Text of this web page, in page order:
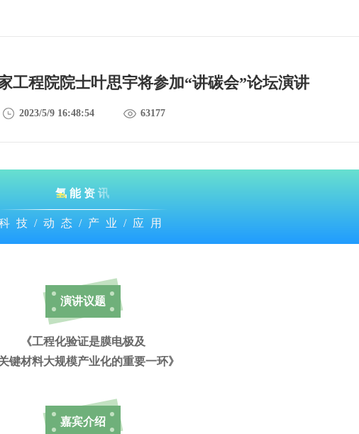
工程院院士叶思宇将参加“讲碳会”论坛演讲
2023/5/9 16:48:54 63177
氢能资讯
技/动态/产业/应用
演讲议题
《工程化验证是膜电极及
键材料大规模产业化的重要一环》
嘉宾介绍